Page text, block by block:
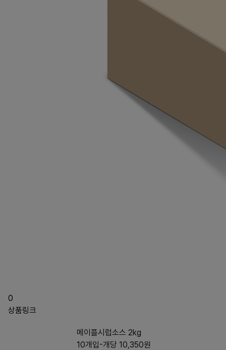
0
상품링크
메이플시럽소스 2kg
10개입-개당 10,350원